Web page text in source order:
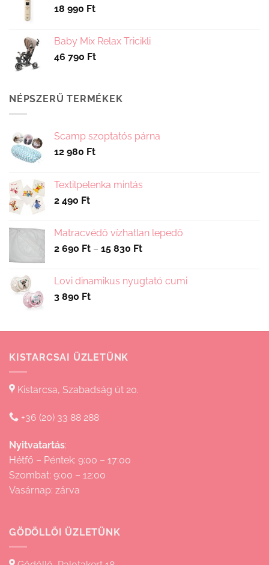
18 990 Ft
Baby Mix Relax Tricikli
46 790 Ft
NÉPSZERŰ TERMÉKEK
Scamp szoptatós párna
12 980 Ft
Textilpelenka mintás
2 490 Ft
Matracvédő vízhatlan lepedő
2 690 Ft – 15 830 FtÁrtartomány:
-
Lovi dinamikus nyugtató cumi
3 890 Ft
KISTARCSAI ÜZLETÜNK
Kistarcsa, Szabadság út 20.
+36 (20) 33 88 288
Nyitvatartás:
Hétfő – Péntek: 9:00 – 17:00
Szombat: 9:00 – 12:00
Vasárnap: zárva
GÖDÖLLŐI ÜZLETÜNK